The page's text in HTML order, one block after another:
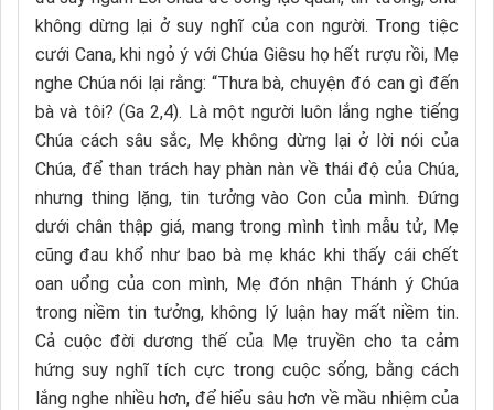
không dừng lại ở suy nghĩ của con người. Trong tiệc
cưới Cana, khi ngỏ ý với Chúa Giêsu họ hết rượu rồi, Mẹ
nghe Chúa nói lại rằng: “Thưa bà, chuyện đó can gì đến
bà và tôi? (Ga 2,4). Là một người luôn lắng nghe tiếng
Chúa cách sâu sắc, Mẹ không dừng lại ở lời nói của
Chúa, để than trách hay phàn nàn về thái độ của Chúa,
nhưng thing lặng, tin tưởng vào Con của mình. Đứng
dưới chân thập giá, mang trong mình tình mẫu tử, Mẹ
cũng đau khổ như bao bà mẹ khác khi thấy cái chết
oan uổng của con mình, Mẹ đón nhận Thánh ý Chúa
trong niềm tin tưởng, không lý luận hay mất niềm tin.
Cả cuộc đời dương thế của Mẹ truyền cho ta cảm
hứng suy nghĩ tích cực trong cuộc sống, bằng cách
lắng nghe nhiều hơn, để hiểu sâu hơn về mầu nhiệm của